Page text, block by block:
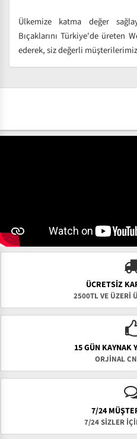
Ülkemize katma değer
Bıçaklarını Türkiye'de üreten
ederek, siz değerli
ÜCRETSIZ
2500TL VE ÜZERİ
15 GÜN KAYNAK
ORJİNAL
7/24
7/24 SİZLER